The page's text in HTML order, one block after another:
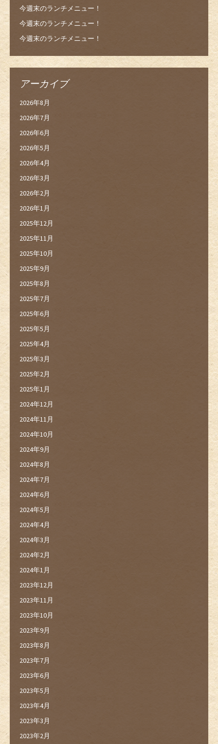
今週末のランチメニュー！
今週末のランチメニュー！
今週末のランチメニュー！
アーカイブ
2026年8月
2026年7月
2026年6月
2026年5月
2026年4月
2026年3月
2026年2月
2026年1月
2025年12月
2025年11月
2025年10月
2025年9月
2025年8月
2025年7月
2025年6月
2025年5月
2025年4月
2025年3月
2025年2月
2025年1月
2024年12月
2024年11月
2024年10月
2024年9月
2024年8月
2024年7月
2024年6月
2024年5月
2024年4月
2024年3月
2024年2月
2024年1月
2023年12月
2023年11月
2023年10月
2023年9月
2023年8月
2023年7月
2023年6月
2023年5月
2023年4月
2023年3月
2023年2月